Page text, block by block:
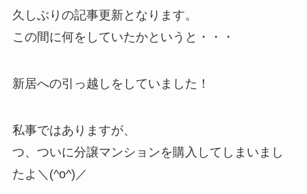
久しぶりの記事更新となります。
この間に何をしていたかというと・・・
新居への引っ越しをしていました！
私事ではありますが、
つ、ついに分譲マンションを購入してしまいまし
たよ＼(^o^)／